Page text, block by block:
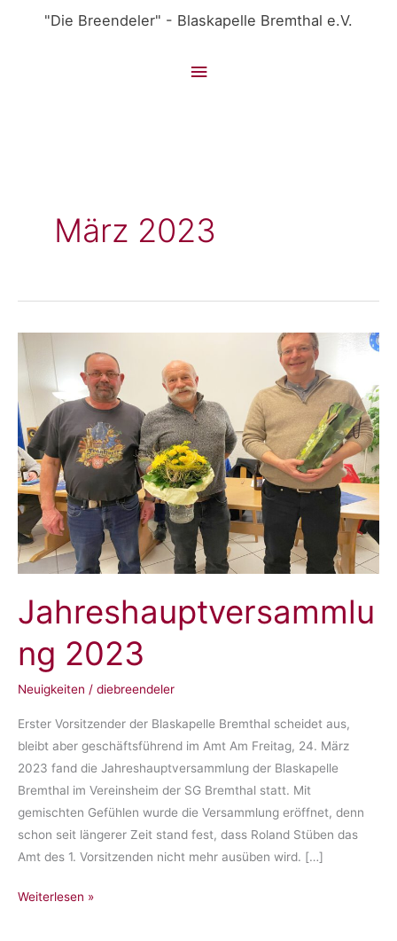
"Die Breendeler" - Blaskapelle Bremthal e.V.
Hauptmenü
März 2023
Jahreshauptversammlu
ng 2023
Neuigkeiten / diebreendeler
Erster Vorsitzender der Blaskapelle Bremthal scheidet aus,
bleibt aber geschäftsführend im Amt Am Freitag, 24. März
2023 fand die Jahreshauptversammlung der Blaskapelle
Bremthal im Vereinsheim der SG Bremthal statt. Mit
gemischten Gefühlen wurde die Versammlung eröffnet, denn
schon seit längerer Zeit stand fest, dass Roland Stüben das
Amt des 1. Vorsitzenden nicht mehr ausüben wird. […]
Jahreshauptversammlung
Weiterlesen »